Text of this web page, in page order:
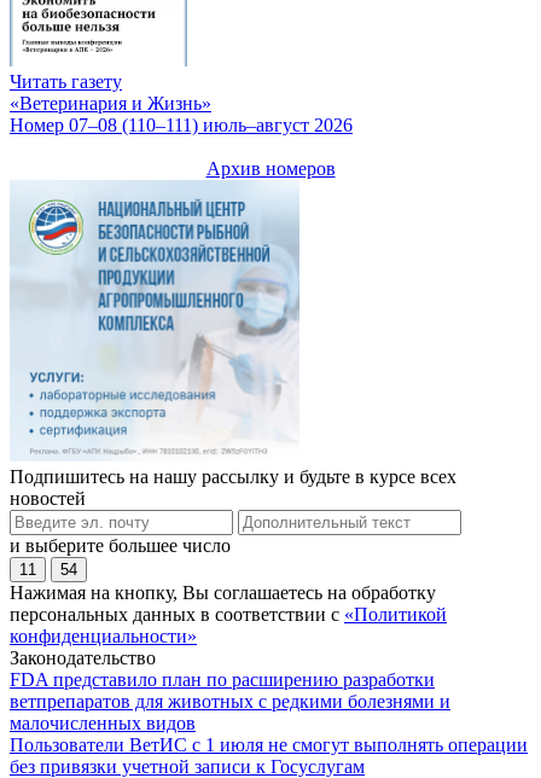
Читать газету
«Ветеринария и Жизнь»
Номер 07–08 (110–111) июль–август 2026
Архив номеров
Подпишитесь на нашу рассылку и будьте в курсе всех
новостей
и выберите большее число
11 54
Нажимая на кнопку, Вы соглашаетесь на обработку
персональных данных в соответствии с «Политикой
конфиденциальности»
Законодательство
FDA представило план по расширению разработки
ветпрепаратов для животных с редкими болезнями и
малочисленных видов
Пользователи ВетИС с 1 июля не смогут выполнять операции
без привязки учетной записи к Госуслугам